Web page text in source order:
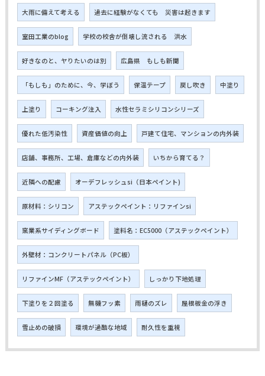
大雨に備えて考える 過去に経験がなくても 災害は起きます
室田工業のblog 学校の校舎が倒壊し流される 洪水
好きなのと、ヤりたいのは別 広島県 もしも新聞
「もしも」のために、今、学ぼう 保温テープ 戻し吹き 中塗り
上塗り コーキング注入 水性セラミシリコンシリーズ
優れた低汚染性 資産価値の向上 戸建て住宅、マンションの内外装
店舗、事務所、工場、倉庫などの内外装 いちから育てる？
近隣への配慮 オーデフレッシュsi（日本ペイント)
原材料：シリコン アステックペイント：リファインsi
窯業系サイディングボード 塗料名：EC5000（アステックペイント）
外壁材：コンクリートパネル（PC板）
リファインMF（アステックペイント） しっかり下地処理
下塗りを２回塗る 無機フッ素 雨樋のズレ 屋根板金の浮き
雪止めの破損 環境が過酷な地域 耐久性を重視